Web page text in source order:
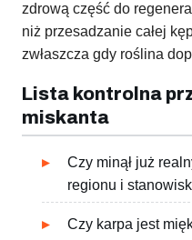
zdrową część do
niż przesadzanie całej
zwłaszcza gdy roślina
Lista kontrolna
miskanta
Czy minął już
regionu i
Czy karpa jest